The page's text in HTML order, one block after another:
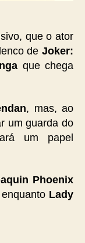
que o ator
deJoker:
que chega
, mas, ao
um guarda do
um papel
Phoenix
Lady